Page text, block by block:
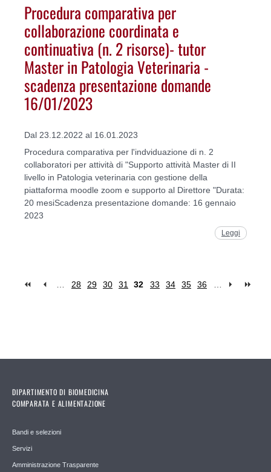
Procedura comparativa per
collaborazione coordinata e
continuativa (n. 2 risorse)- tutor
Master in Patologia Veterinaria -
scadenza presentazione domande
16/01/2023
Dal 23.12.2022 al 16.01.2023
Procedura comparativa per l'indviduazione di n. 2
collaboratori per attività di "Supporto attività Master di II
livello in Patologia veterinaria con gestione della
piattaforma moodle zoom e supporto al Direttore "Durata:
20 mesiScadenza presentazione domande: 16 gennaio
2023
Leggi
… 28 29 30 31 32 33 34 35 36 …
DIPARTIMENTO DI BIOMEDICINA
COMPARATA E ALIMENTAZIONE
Bandi e selezioni
Servizi
Amministrazione Trasparente